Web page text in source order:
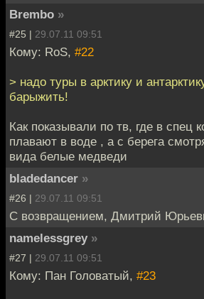
Brembo »
#25 | 29.07.11 09:51
Кому: RoS, #22
> надо туры в арктику и
барыжить!
Как показывали по тв, где в спец
плавают в воде , а с берега
вида белые медведи
bladedancer »
#26 | 29.07.11 09:51
С возвращением, Дмитрий
namelessgrey »
#27 | 29.07.11 09:51
Кому: Пан Головатый, #23